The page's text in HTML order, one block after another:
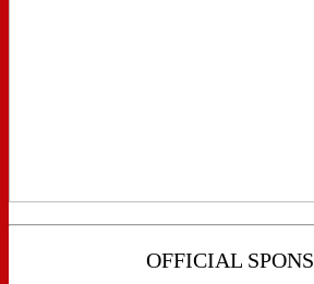
OFFICIAL